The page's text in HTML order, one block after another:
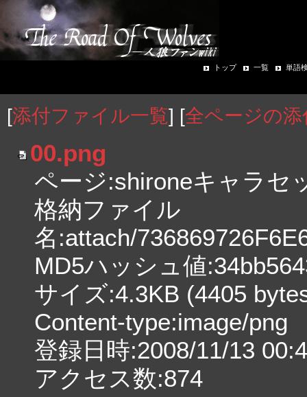
トップ 一覧 単語
[添付ファイル一覧] [全ページの
00.png
ページ:shironeキャラセ
格納ファイル
名:attach/
MD5ハッシュ値
サイズ:4.3KB (4405
Content-type:image/png
登録日時:2008/11/13
アクセス数:874